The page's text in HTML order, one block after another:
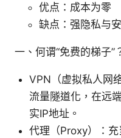
优点：成本为零
缺点：强隐私与
一、何谓“免费的梯子
VPN（虚拟私人网
流量隧道化，在远
实IP地址。
代理（Proxy）：